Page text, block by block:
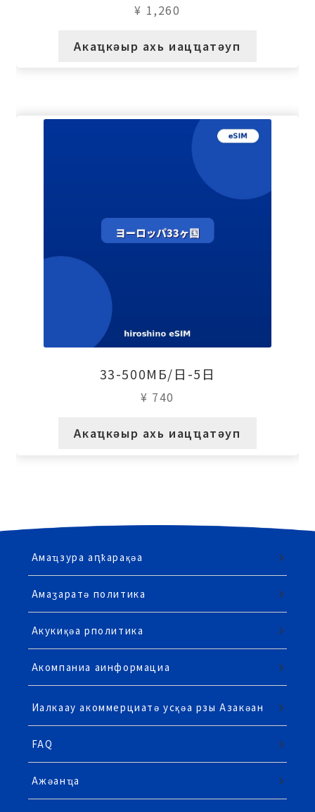
¥ 1,260
Акаҵкәыр ахь иацҵатәуп
33-500МБ/日-5日
¥ 740
Акаҵкәыр ахь иацҵатәуп
Амаҵзура аԥҟарақәа
Амаӡаратә политика
Акукиқәа рполитика
Акомпаниа аинформациа
Иалкаау акоммерциатә усқәа рзы Азакәан
FAQ
Ажәанҵа